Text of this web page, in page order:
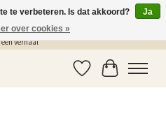
Place: dé plek voor MONIN siropen, bar
verhaal
Verlanglijst
te verbeteren. Is dat akkoord?
Ja
over cookies »